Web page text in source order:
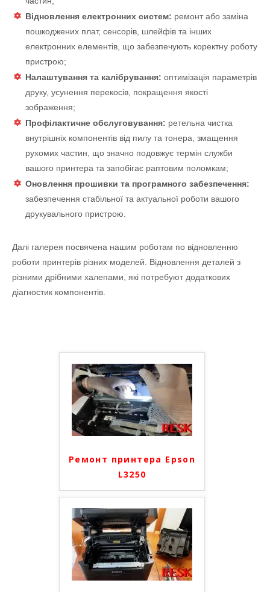
Відновлення електронних систем: ремонт або заміна
пошкоджених плат, сенсорів, шлейфів та інших
електронних елементів, що забезпечують коректну роботу
пристрою;
Налаштування та калібрування: оптимізація параметрів
друку, усунення перекосів, покращення якості
зображення;
Профілактичне обслуговування: ретельна чистка
внутрішніх компонентів від пилу та тонера, змащення
рухомих частин, що значно подовжує термін служби
вашого принтера та запобігає раптовим поломкам;
Оновлення прошивки та програмного забезпечення:
забезпечення стабільної та актуальної роботи вашого
друкувального пристрою.
Далі галерея посвячена нашим роботам по відновленню
роботи принтерів різних моделей. Відновлення деталей з
різними дрібними халепами, які потребуют додаткових
діагностик компонентів.
Ремонт принтера Epson
L3250